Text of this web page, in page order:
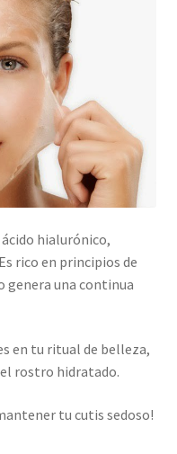
hialurónico,
rico en principios de
genera una continua
en tu ritual de belleza,
rostro hidratado.
tu cutis sedoso!